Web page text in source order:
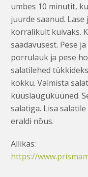
umbes 10 minutit,
juurde saanud.
korralikult kuivaks.
saadavusest. Pese
porrulauk ja pese
salatilehed
kokku. Valmista
küüslauguküüned.
salatiga. Lisa
eraldi nõus.
Allikas:
https://